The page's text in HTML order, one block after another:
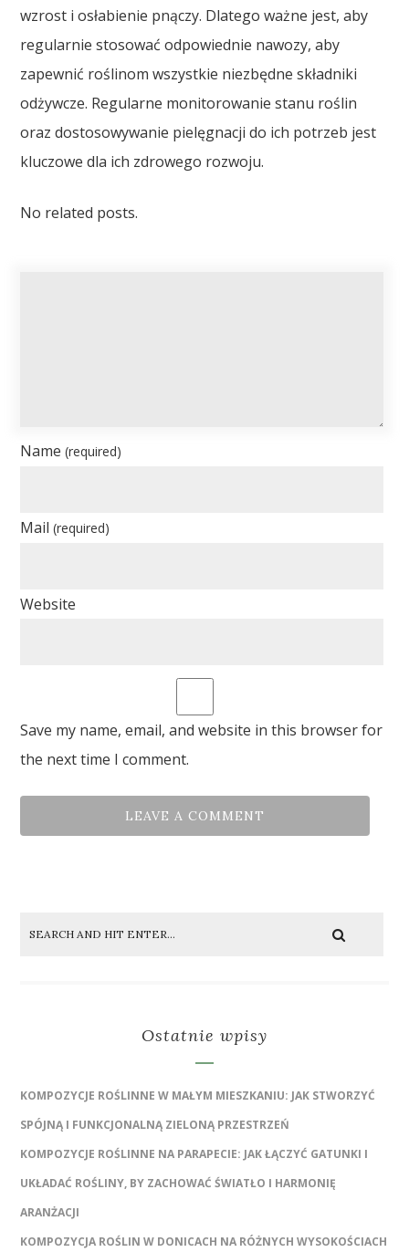
wzrost i osłabienie pnączy. Dlatego ważne jest, aby
regularnie stosować odpowiednie nawozy, aby
zapewnić roślinom wszystkie niezbędne składniki
odżywcze. Regularne monitorowanie stanu roślin
oraz dostosowywanie pielęgnacji do ich potrzeb jest
kluczowe dla ich zdrowego rozwoju.
No related posts.
Name(required)
Mail(required)
Website
Save my name, email, and website in this browser for
the next time I comment.
Ostatnie wpisy
KOMPOZYCJE ROŚLINNE W MAŁYM MIESZKANIU: JAK STWORZYĆ
SPÓJNĄ I FUNKCJONALNĄ ZIELONĄ PRZESTRZEŃ
KOMPOZYCJE ROŚLINNE NA PARAPECIE: JAK ŁĄCZYĆ GATUNKI I
UKŁADAĆ ROŚLINY, BY ZACHOWAĆ ŚWIATŁO I HARMONIĘ
ARANŻACJI
KOMPOZYCJA ROŚLIN W DONICACH NA RÓŻNYCH WYSOKOŚCIACH